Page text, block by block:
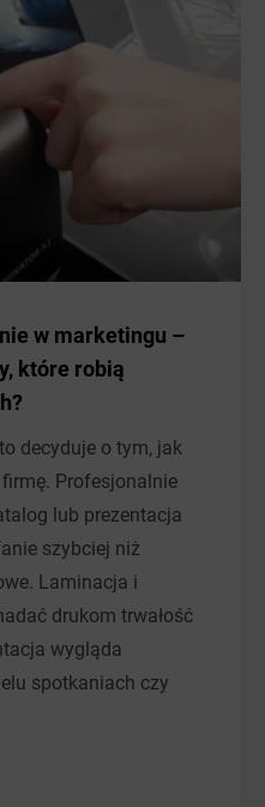
w marketingu –
które robią
decyduje o tym, jak
Profesjonalnie
lub prezentacja
szybciej niż
Laminacja i
drukom trwałość
wygląda
spotkaniach czy